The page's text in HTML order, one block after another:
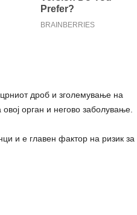
дроб и зголемување на
орган и негово заболување.
и е главен фактор на ризик за